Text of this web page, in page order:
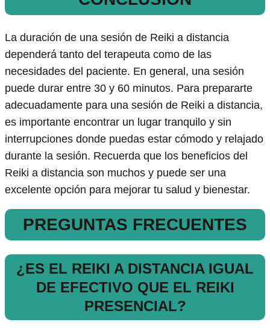
La duración de una sesión de Reiki a distancia
dependerá tanto del terapeuta como de las
necesidades del paciente. En general, una sesión
puede durar entre 30 y 60 minutos. Para prepararte
adecuadamente para una sesión de Reiki a distancia,
es importante encontrar un lugar tranquilo y sin
interrupciones donde puedas estar cómodo y relajado
durante la sesión. Recuerda que los beneficios del
Reiki a distancia son muchos y puede ser una
excelente opción para mejorar tu salud y bienestar.
PREGUNTAS FRECUENTES
¿ES EL REIKI A DISTANCIA IGUAL
DE EFECTIVO QUE EL REIKI
PRESENCIAL?